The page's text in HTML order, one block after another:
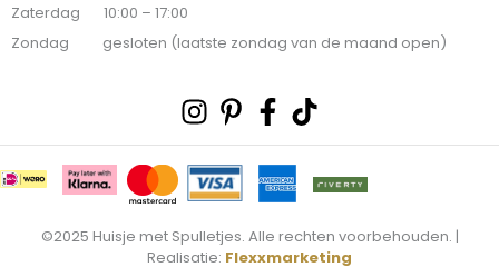
Zaterdag 10:00 – 17:00
Zondag gesloten (laatste zondag van de maand open)
Instagram
Pinterest-
p
Facebook-
f
Tiktok
©2025 Huisje met Spulletjes. Alle rechten voorbehouden. |
Realisatie: Flexxmarketing